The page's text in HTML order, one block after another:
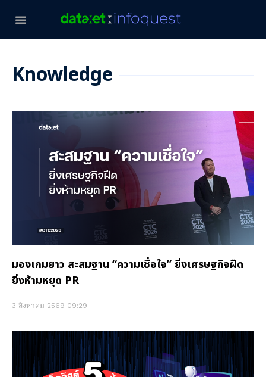
Knowledge
มองเกมยาว สะสมฐาน “ความเชื่อใจ” ยิ่งเศรษฐกิจฝืด
ยิ่งห้ามหยุด PR
3 สิงหาคม 2569 09:29